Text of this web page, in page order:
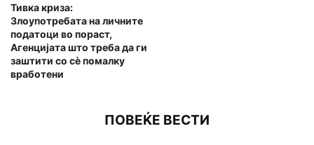
Тивка криза:
Злоупотребата на личните
податоци во пораст,
Агенцијата што треба да ги
заштити со сѐ помалку
вработени
ПОВЕЌЕ ВЕСТИ